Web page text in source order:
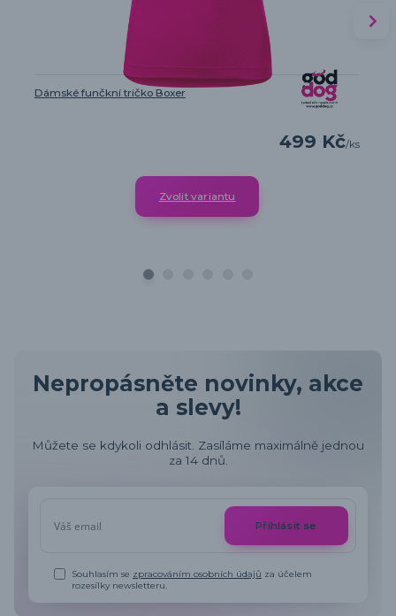
Dámské funčkní tričko Boxer
499 Kč/ks
Zvolit variantu
Nepropásněte novinky, akce
a slevy!
Můžete se kdykoli odhlásit. Zasíláme maximálně jednou
za 14 dnů.
Přihlásit se
Souhlasím se zpracováním osobních údajů za účelem
rozesílky newsletteru.